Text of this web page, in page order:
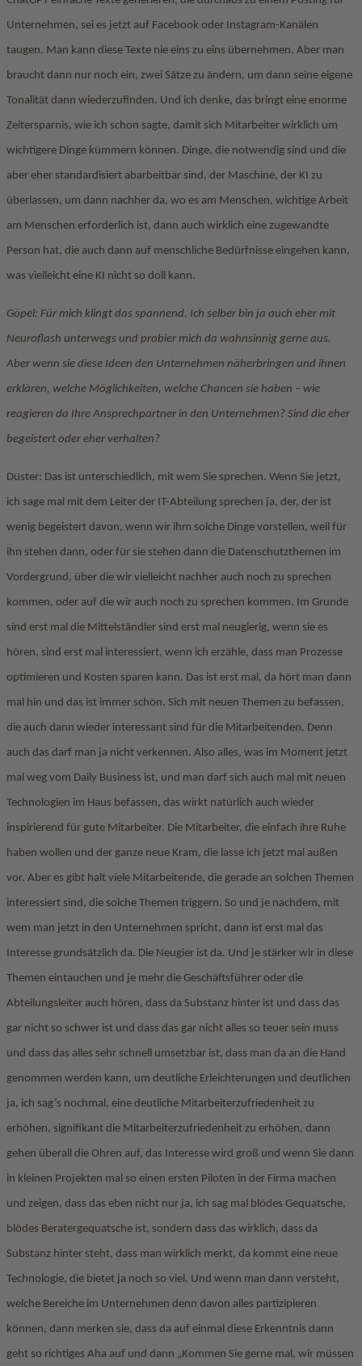
Unternehmen, sei es jetzt auf Facebook oder Instagram-Kanälen
taugen. Man kann diese Texte nie eins zu eins übernehmen. Aber man
braucht dann nur noch ein, zwei Sätze zu ändern, um dann seine eigene
Tonalität dann wiederzufinden. Und ich denke, das bringt eine enorme
Zeitersparnis, wie ich schon sagte, damit sich Mitarbeiter wirklich um
wichtigere Dinge kümmern können. Dinge, die notwendig sind und die
aber eher standardisiert abarbeitbar sind, der Maschine, der KI zu
überlassen, um dann nachher da, wo es am Menschen, wichtige Arbeit
am Menschen erforderlich ist, dann auch wirklich eine zugewandte
Person hat, die auch dann auf menschliche Bedürfnisse eingehen kann,
was vielleicht eine KI nicht so doll kann.
Göpel: Für mich klingt das spannend. Ich selber bin ja auch eher mit
Neuroflash unterwegs und probier mich da wahnsinnig gerne aus.
Aber wenn sie diese Ideen den Unternehmen näherbringen und ihnen
erklären, welche Möglichkeiten, welche Chancen sie haben – wie
reagieren da Ihre Ansprechpartner in den Unternehmen? Sind die eher
begeistert oder eher verhalten?
Düster: Das ist unterschiedlich, mit wem Sie sprechen. Wenn Sie jetzt,
ich sage mal mit dem Leiter der IT-Abteilung sprechen ja, der, der ist
wenig begeistert davon, wenn wir ihm solche Dinge vorstellen, weil für
ihn stehen dann, oder für sie stehen dann die Datenschutzthemen im
Vordergrund, über die wir vielleicht nachher auch noch zu sprechen
kommen, oder auf die wir auch noch zu sprechen kommen. Im Grunde
sind erst mal die Mittelständler sind erst mal neugierig, wenn sie es
hören, sind erst mal interessiert, wenn ich erzähle, dass man Prozesse
optimieren und Kosten sparen kann. Das ist erst mal, da hört man dann
mal hin und das ist immer schön. Sich mit neuen Themen zu befassen,
die auch dann wieder interessant sind für die Mitarbeitenden. Denn
auch das darf man ja nicht verkennen. Also alles, was im Moment jetzt
mal weg vom Daily Business ist, und man darf sich auch mal mit neuen
Technologien im Haus befassen, das wirkt natürlich auch wieder
inspirierend für gute Mitarbeiter. Die Mitarbeiter, die einfach ihre Ruhe
haben wollen und der ganze neue Kram, die lasse ich jetzt mal außen
vor. Aber es gibt halt viele Mitarbeitende, die gerade an solchen Themen
interessiert sind, die solche Themen triggern. So und je nachdem, mit
wem man jetzt in den Unternehmen spricht, dann ist erst mal das
Interesse grundsätzlich da. Die Neugier ist da. Und je stärker wir in diese
Themen eintauchen und je mehr die Geschäftsführer oder die
Abteilungsleiter auch hören, dass da Substanz hinter ist und dass das
gar nicht so schwer ist und dass das gar nicht alles so teuer sein muss
und dass das alles sehr schnell umsetzbar ist, dass man da an die Hand
genommen werden kann, um deutliche Erleichterungen und deutlichen
ja, ich sag’s nochmal, eine deutliche Mitarbeiterzufriedenheit zu
erhöhen, signifikant die Mitarbeiterzufriedenheit zu erhöhen, dann
gehen überall die Ohren auf, das Interesse wird groß und wenn Sie dann
in kleinen Projekten mal so einen ersten Piloten in der Firma machen
und zeigen, dass das eben nicht nur ja, ich sag mal blödes Gequatsche,
blödes Beratergequatsche ist, sondern dass das wirklich, dass da
Substanz hinter steht, dass man wirklich merkt, da kommt eine neue
Technologie, die bietet ja noch so viel. Und wenn man dann versteht,
welche Bereiche im Unternehmen denn davon alles partizipieren
können, dann merken sie, dass da auf einmal diese Erkenntnis dann
geht so richtiges Aha auf und dann „Kommen Sie gerne mal, wir müssen